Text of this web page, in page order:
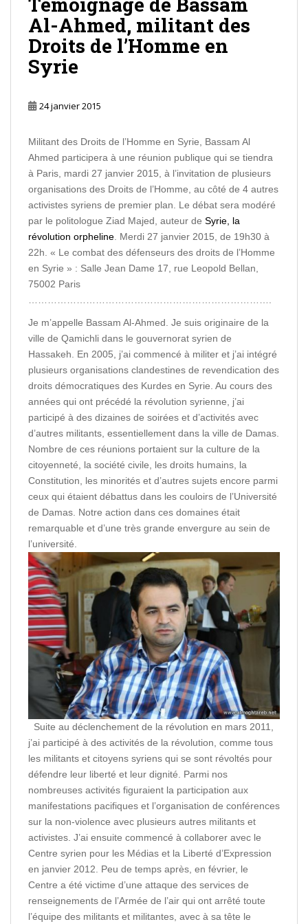
Al-Ahmed, militant des
Droits de l’Homme en
Syrie
24 janvier 2015
Militant des Droits de l’Homme en Syrie, Bassam Al
Ahmed participera à une réunion publique qui se tiendra
à Paris, mardi 27 janvier 2015, à l’invitation de plusieurs
organisations des Droits de l’Homme, au côté de 4 autres
activistes syriens de premier plan. Le débat sera modéré
par le politologue Ziad Majed, auteur de Syrie, la
révolution orpheline . Merdi 27 janvier 2015, de 19h30 à
22h. « Le combat des défenseurs des droits de l’Homme
en Syrie » : Salle Jean Dame 17, rue Leopold Bellan,
75002 Paris
Je m’appelle Bassam Al-Ahmed. Je suis originaire de la
ville de Qamichli dans le gouvernorat syrien de
Hassakeh. En 2005, j’ai commencé à militer et j’ai intégré
plusieurs organisations clandestines de revendication des
droits démocratiques des Kurdes en Syrie. Au cours des
années qui ont précédé la révolution syrienne, j’ai
participé à des dizaines de soirées et d’activités avec
d’autres militants, essentiellement dans la ville de Damas.
Nombre de ces réunions portaient sur la culture de la
citoyenneté, la société civile, les droits humains, la
Constitution, les minorités et d’autres sujets encore parmi
ceux qui étaient débattus dans les couloirs de l’Université
de Damas. Notre action dans ces domaines était
remarquable et d’une très grande envergure au sein de
l’université.
Suite au déclenchement de la révolution en mars 2011,
j’ai participé à des activités de la révolution, comme tous
les militants et citoyens syriens qui se sont révoltés pour
défendre leur liberté et leur dignité. Parmi nos
nombreuses activités figuraient la participation aux
manifestations pacifiques et l’organisation de conférences
sur la non-violence avec plusieurs autres militants et
activistes. J’ai ensuite commencé à collaborer avec le
Centre syrien pour les Médias et la Liberté d’Expression
en janvier 2012. Peu de temps après, en février, le
Centre a été victime d’une attaque des services de
renseignements de l’Armée de l’air qui ont arrêté toute
l’équipe des militants et militantes, avec à sa tête le